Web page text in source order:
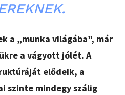
a „munka világába”, már
a vágyott jólét. A
elődeik, a
szinte mindegy szálig